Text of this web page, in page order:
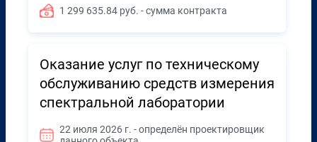
1 299 635.84 руб. - сумма контракта
Оказание услуг по техническому
обслуживанию средств измерения
спектральной лаборатории
22 июля 2026 г. - определён проектировщик